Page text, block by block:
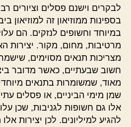
לבקרים וישנם פסלים וציורים
בספינות ממוזיאון זה למוזיאון
במיוחד וחשופים לנזקים. הם
מרטיבות, מחום, מקור. יצירות
מצריכות תנאים מסוימים,
חשוב שבעתיים, כאשר מדובר
מאוד, שמשומרות בתנאים
שמן מימי הביניים, או פסלים
אלו גם חשופות לגניבות, שכן
להגיע למיליונים. לכן יצירות